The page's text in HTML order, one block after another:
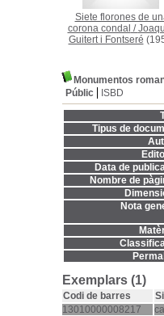
Siete florones de
corona condal /
Guitert i Fontseré
Monumentos
Públic
ISBD
Tipus de
Data de
Nombre de
Nota
Exemplars (1)
Codi de barres
13010000008217